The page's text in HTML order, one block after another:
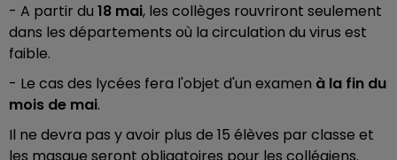
- A partir du 18 mai, les collèges rouvriront seulement
dans les départements où la circulation du virus est
faible.
- Le cas des lycées fera l'objet d'un examen à la fin du
mois de mai.
Il ne devra pas y avoir plus de 15 élèves par classe et